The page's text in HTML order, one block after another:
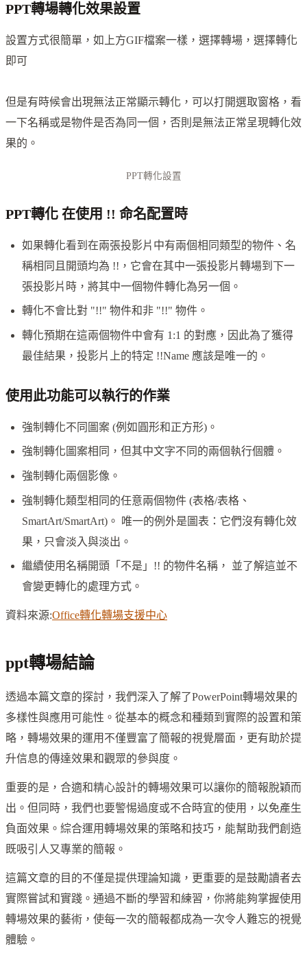
PPT轉場轉化效果設置
設置方式很簡單，如上方GIF檔案一樣，選擇轉場，選擇轉化
即可
但是有時候會出現無法正常顯示轉化，可以打開選取窗格，看
一下名稱或是物件是否為同一個，否則是無法正常呈現轉化效
果的。
PPT轉化設置
PPT轉化 在使用 !! 命名配置時
如果轉化看到在兩張投影片中有兩個相同類型的物件、名
稱相同且開頭均為 !!，它會在其中一張投影片轉場到下一
張投影片時，將其中一個物件轉化為另一個。
轉化不會比對 "!!" 物件和非 "!!" 物件。
轉化預期在這兩個物件中會有 1:1 的對應，因此為了獲得
最佳結果，投影片上的特定 !!Name 應該是唯一的。
使用此功能可以執行的作業
強制轉化不同圖案 (例如圓形和正方形)。
強制轉化圖案相同，但其中文字不同的兩個執行個體。
強制轉化兩個影像。
強制轉化類型相同的任意兩個物件 (表格/表格、
SmartArt/SmartArt)。 唯一的例外是圖表：它們沒有轉化效
果，只會淡入與淡出。
繼續使用名稱開頭「不是」!! 的物件名稱， 並了解這並不
會變更轉化的處理方式。
資料來源:Office轉化轉場支援中心
ppt轉場結論
透過本篇文章的探討，我們深入了解了PowerPoint轉場效果的
多樣性與應用可能性。從基本的概念和種類到實際的設置和策
略，轉場效果的運用不僅豐富了簡報的視覺層面，更有助於提
升信息的傳達效果和觀眾的參與度。
重要的是，合適和精心設計的轉場效果可以讓你的簡報脫穎而
出。但同時，我們也要警惕過度或不合時宜的使用，以免產生
負面效果。綜合運用轉場效果的策略和技巧，能幫助我們創造
既吸引人又專業的簡報。
這篇文章的目的不僅是提供理論知識，更重要的是鼓勵讀者去
實際嘗試和實踐。通過不斷的學習和練習，你將能夠掌握使用
轉場效果的藝術，使每一次的簡報都成為一次令人難忘的視覺
體驗。